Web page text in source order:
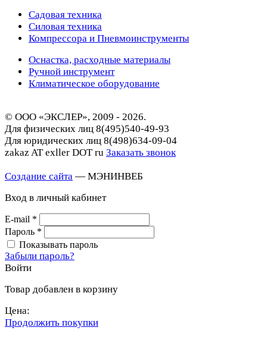
Садовая техника
Силовая техника
Компрессора и Пневмоинструменты
Оснастка, расходные материалы
Ручной инструмент
Климатическое оборудование
© ООО «ЭКСЛЕР», 2009 - 2026.
Для физических лиц 8(495)540-49-93
Для юридических лиц 8(498)634-09-04
zakaz AT exller DOT ru Заказать звонок
Создание сайта — МЭНИНВЕБ
Вход в личный кабинет
E-mail *
Пароль *
Показывать пароль
Забыли пароль?
Войти
Товар добавлен в корзину
Цена:
Продолжить покупки